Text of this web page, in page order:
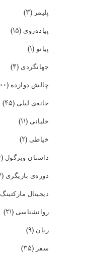
پلیمر (۳)
پیاده‌روی (۱۵)
پیانو (۱)
جهانگردی (۴)
چالش دوازده (۲۰۰)
خانه‌ی لیلی (۴۵)
خلبانی (۱۱)
خیاطی (۲)
داستان ویرگول (۶)
دوره‌ی بازیگری (۲۷)
دیجیتال مارکتینگ
روانشناسی (۲۱)
زبان (۹)
سفر (۳۵)